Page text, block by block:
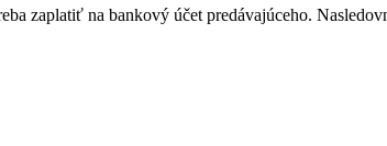
zaplatiť na bankový účet predávajúceho.